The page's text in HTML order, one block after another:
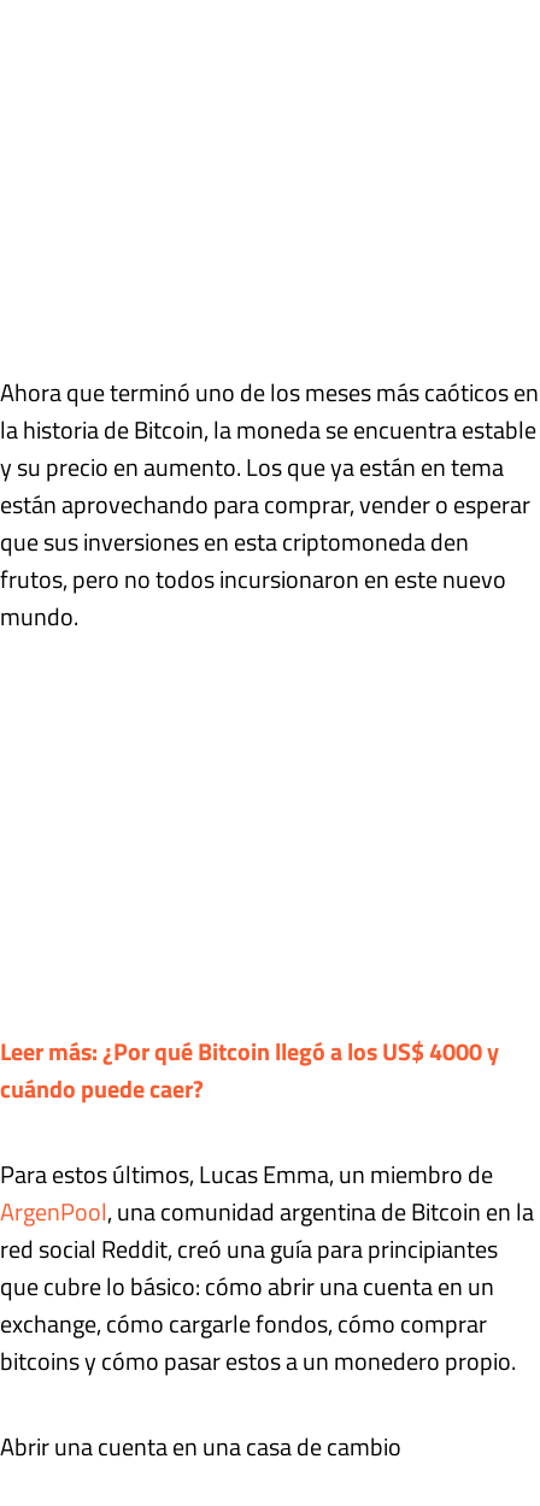
Ahora que terminó uno de los meses más caóticos en
la historia de Bitcoin, la moneda se encuentra estable
y su precio en aumento. Los que ya están en tema
están aprovechando para comprar, vender o esperar
que sus inversiones en esta criptomoneda den
frutos, pero no todos incursionaron en este nuevo
mundo.
Leer más: ¿Por qué Bitcoin llegó a los US$ 4000 y
cuándo puede caer?
Para estos últimos, Lucas Emma, un miembro de
ArgenPool, una comunidad argentina de Bitcoin en la
red social Reddit, creó una guía para principiantes
que cubre lo básico: cómo abrir una cuenta en un
exchange, cómo cargarle fondos, cómo comprar
bitcoins y cómo pasar estos a un monedero propio.
Abrir una cuenta en una casa de cambio